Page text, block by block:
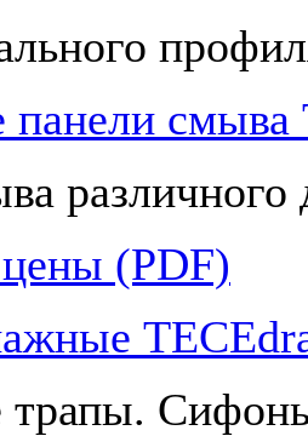
смыва
различного
(PDF)